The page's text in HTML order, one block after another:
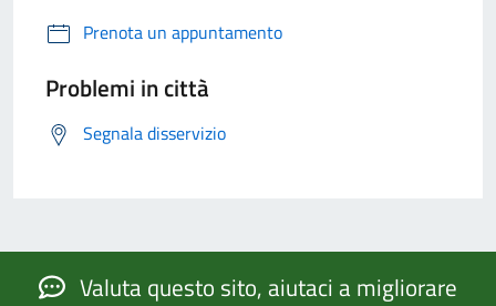
Prenota un appuntamento
Problemi in città
Segnala disservizio
Valuta questo sito, aiutaci a migliorare